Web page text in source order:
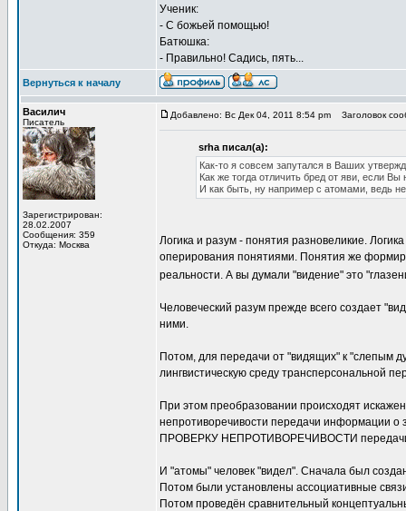
Ученик:
- С божьей помощью!
Батюшка:
- Правильно! Садись, пять...
Вернуться к началу
Василич
Писатель
Зарегистрирован:
28.02.2007
Сообщения: 359
Откуда: Москва
Добавлено: Вс Дек 04, 2011 8:54 pm Заголовок
srha писал(а):
Как-то я совсем запутался в Ваших
Как же тогда отличить бред от яви, если Вы
И как быть, ну например с атомами, ведь
Логика и разум - понятия разновеликие.
оперирования понятиями. Понятия же
реальности. А вы думали "видение" это
Человеческий разум прежде всего создает
ними.
Потом, для передачи от "видящих" к "слепым
лингвистическую среду трансперсональной
При этом преобразовании происходят
непротиворечивости передачи информации
ПРОВЕРКУ НЕПРОТИВОРЕЧИВОСТИ передачи
И "атомы" человек "видел". Сначала был
Потом были установлены ассоциативные
Потом проведён сравнительный